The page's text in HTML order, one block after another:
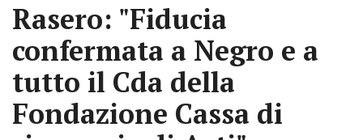
Rasero: "Fiducia
confermata a Negro e a
tutto il Cda della
Fondazione Cassa di